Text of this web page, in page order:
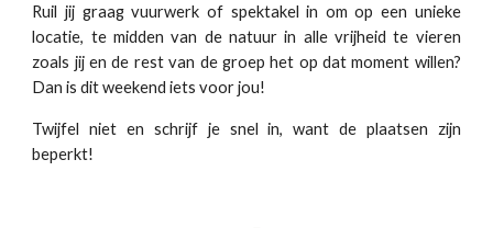
Ruil jij graag vuurwerk of spektakel in om op een unieke
locatie, te midden van de natuur in alle vrijheid te vieren
zoals jij en de rest van de groep het op dat moment willen?
Dan is dit weekend iets voor jou!
Twijfel niet en schrijf je snel in, want de plaatsen zijn
beperkt!